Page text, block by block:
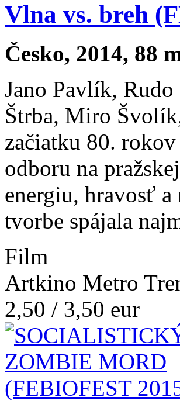
Vlna vs. breh
Česko, 2014, 88
Jano Pavlík,
Štrba, Miro
začiatku 80.
odboru na
energiu, hravosť
tvorbe spájala
Film
Artkino Metro
2,50 / 3,50 eur